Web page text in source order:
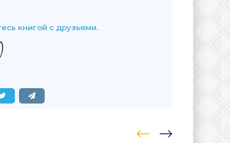
книгой с друзьями.